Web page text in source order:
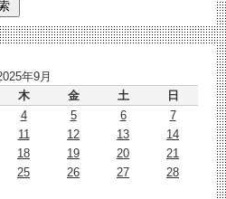
年9月
木 金 土
日
4 5 6
7
11 12 13
14
18 19 20
21
25 26 27
28